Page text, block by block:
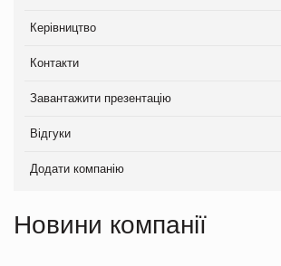
Керівництво
Контакти
Завантажити презентацію
Відгуки
Додати компанію
Новини компанії